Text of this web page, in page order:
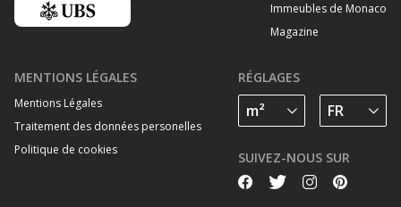
Immeubles de Monaco
Magazine
MENTIONS LÉGALES
Mentions Légales
Traitement des données personelles
Politique de cookies
RÉGLAGES
SUIVEZ-NOUS SUR